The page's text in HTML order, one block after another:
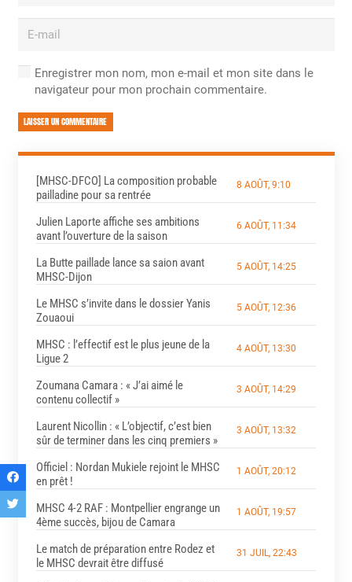
Enregistrer mon nom, mon e-mail et mon site dans le
navigateur pour mon prochain commentaire.
LAISSER UN COMMENTAIRE
[MHSC-DFCO] La composition probable
pailladine pour sa rentrée
8 AOÛT, 9:10
Julien Laporte affiche ses ambitions
avant l’ouverture de la saison
6 AOÛT, 11:34
La Butte paillade lance sa saion avant
MHSC-Dijon
5 AOÛT, 14:25
Le MHSC s’invite dans le dossier Yanis
Zouaoui
5 AOÛT, 12:36
MHSC : l’effectif est le plus jeune de la
Ligue 2
4 AOÛT, 13:30
Zoumana Camara : « J’ai aimé le
contenu collectif »
3 AOÛT, 14:29
Laurent Nicollin : « L’objectif, c’est bien
sûr de terminer dans les cinq premiers »
3 AOÛT, 13:32
Officiel : Nordan Mukiele rejoint le MHSC
en prêt !
1 AOÛT, 20:12
MHSC 4-2 RAF : Montpellier engrange un
4ème succès, bijou de Camara
1 AOÛT, 19:57
Le match de préparation entre Rodez et
le MHSC devrait être diffusé
31 JUIL, 22:43